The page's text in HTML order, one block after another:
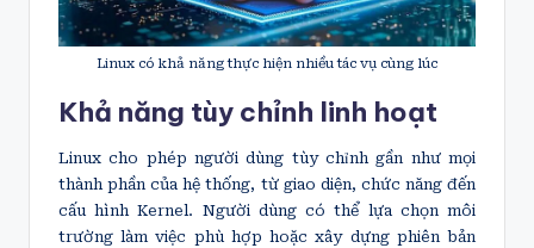
Linux có khả năng thực hiện nhiều tác vụ cùng lúc
Khả năng tùy chỉnh linh hoạt
Linux cho phép người dùng tùy chỉnh gần như mọi
thành phần của hệ thống, từ giao diện, chức năng đến
cấu hình Kernel. Người dùng có thể lựa chọn môi
trường làm việc phù hợp hoặc xây dựng phiên bản